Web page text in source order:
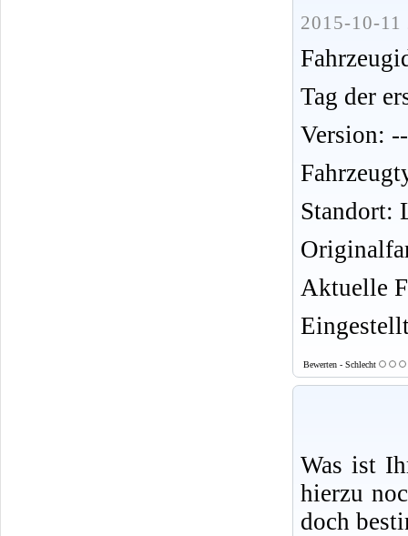
2015-10-11
Tag der
Version:
Standort:
Aktuelle
Bewerten - Schlecht
Was ist
hierzu
doch